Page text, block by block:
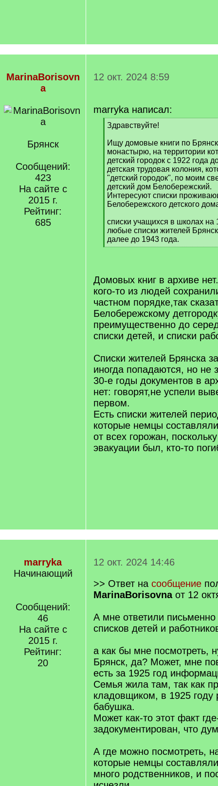
MarinaBorisovn
a
Брянск
Сообщений:
423
На сайте с
2015 г.
Рейтинг:
685
12 окт. 2024 8:59
marryka написал:
[
]
Здравствуйте!
Ищу домовые книги по
монастырю, на территории
детский городок с 1922 года
детская трудовая колония,
"детский городок", по моим
детский дом Белобережский.
Интересуют списки
Белобережского детского
списки учащихся в школах на
любые списки жителей
далее до 1943 года.
[
Домовых книг в архиве
кого-то из людей
частном порядке,так
Белобережскому
преимущественно до
списки детей, и списки
Списки жителей Брянска
иногда попадаются, но не
30-е годы документов в
нет: говорят,не успели
первом.
Есть списки жителей
которые немцы
от всех горожан,
эвакуации был, кто-то
marryka
Начинающий
Сообщений:
46
На сайте с
2015 г.
Рейтинг:
20
12 окт. 2024 14:46
>> Ответ на сообщение
MarinaBorisovnaот 12
А мне ответили
списков детей и
а как бы мне посмотреть,
Брянск, да? Может, мне
есть за 1925 год
Семья жила там, так как
кладовщиком, в 1925 году
бабушка.
Может как-то этот факт
задокументирован, что
А где можно посмотреть,
которые немцы
много родственников, и